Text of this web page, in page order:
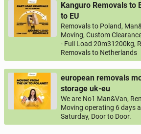
Kanguro Removals to
to EU
Removals to Poland,
Moving, Custom
- Full Load 20m31200kg,
Removals to Netherlands
european removals
storage uk-eu
We are No1 Man&Van,
Moving operating 6 days
Saturday, Door to Door.